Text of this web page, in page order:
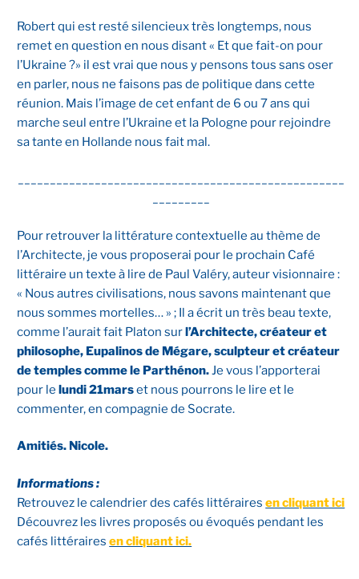
Robert qui est resté silencieux très longtemps, nous
remet en question en nous disant « Et que fait-on pour
l’Ukraine ?» il est vrai que nous y pensons tous sans oser
en parler, nous ne faisons pas de politique dans cette
réunion. Mais l’image de cet enfant de 6 ou 7 ans qui
marche seul entre l’Ukraine et la Pologne pour rejoindre
sa tante en Hollande nous fait mal.
Pour retrouver la littérature contextuelle au thème de
l’Architecte, je vous proposerai pour le prochain Café
littéraire un texte à lire de Paul Valéry, auteur visionnaire :
« Nous autres civilisations, nous savons maintenant que
nous sommes mortelles… » ; Il a écrit un très beau texte,
comme l’aurait fait Platon surl’Architecte, créateur et
philosophe, Eupalinos de Mégare, sculpteur et créateur
de temples comme le Parthénon.Je vous l’apporterai
pour lelundi 21marset nous pourrons le lire et le
commenter, en compagnie de Socrate.
Amitiés. Nicole.
Informations :
Retrouvez le calendrier des cafés littérairesen cliquant ici
Découvrez les livres proposés ou évoqués pendant les
cafés littérairesen cliquant ici.